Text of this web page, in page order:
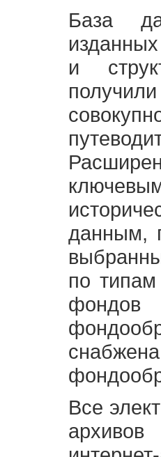
База
и
данным,
по
Все